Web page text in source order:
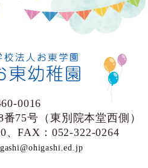
0016
75号（東別院本堂西側）
、FAX：052-322-0264